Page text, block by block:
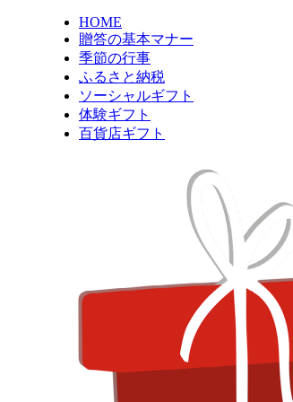
HOME
贈答の基本マナー
季節の行事
ふるさと納税
ソーシャルギフト
体験ギフト
百貨店ギフト